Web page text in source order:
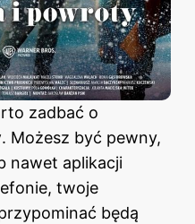
zadbać o
. Możesz być pewny,
nawet aplikacji
twoje
będą